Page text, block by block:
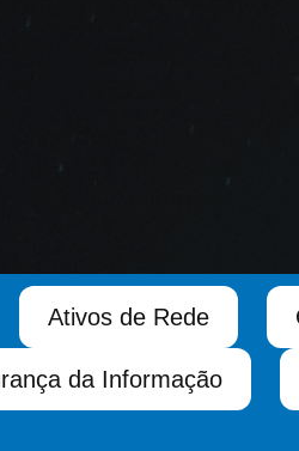
Ativos de Rede
da Informação